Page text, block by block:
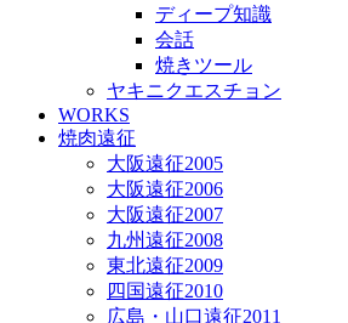
ディープ知識
会話
焼きツール
ヤキニクエスチョン
WORKS
焼肉遠征
大阪遠征2005
大阪遠征2006
大阪遠征2007
九州遠征2008
東北遠征2009
四国遠征2010
広島・山口遠征2011